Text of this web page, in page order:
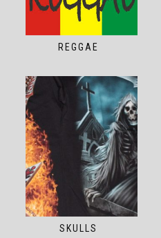
REGGAE
SKULLS